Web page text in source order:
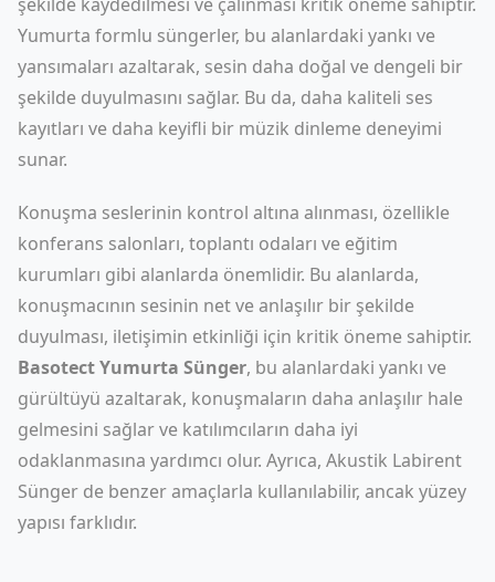
Yumurta formlu süngerler, bu alanlardaki yankı ve
yansımaları azaltarak, sesin daha doğal ve dengeli bir
şekilde duyulmasını sağlar. Bu da, daha kaliteli ses
kayıtları ve daha keyifli bir müzik dinleme deneyimi
sunar.
Konuşma seslerinin kontrol altına alınması, özellikle
konferans salonları, toplantı odaları ve eğitim
kurumları gibi alanlarda önemlidir. Bu alanlarda,
konuşmacının sesinin net ve anlaşılır bir şekilde
duyulması, iletişimin etkinliği için kritik öneme sahiptir.
Basotect Yumurta Sünger, bu alanlardaki yankı ve
gürültüyü azaltarak, konuşmaların daha anlaşılır hale
gelmesini sağlar ve katılımcıların daha iyi
odaklanmasına yardımcı olur. Ayrıca, Akustik Labirent
Sünger de benzer amaçlarla kullanılabilir, ancak yüzey
yapısı farklıdır.